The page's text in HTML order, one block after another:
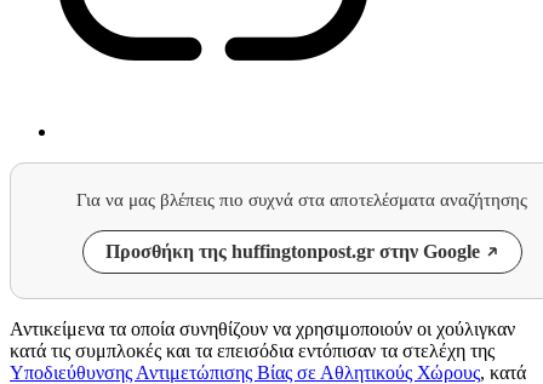
Για να μας βλέπεις πιο συχνά στα αποτελέσματα αναζήτησης
Προσθήκη της huffingtonpost.gr στην Google
Αντικείμενα τα οποία συνηθίζουν να χρησιμοποιούν οι χούλιγκαν
κατά τις συμπλοκές και τα επεισόδια εντόπισαν τα στελέχη της
Υποδιεύθυνσης Αντιμετώπισης Βίας σε Αθλητικούς Χώρους, κατά